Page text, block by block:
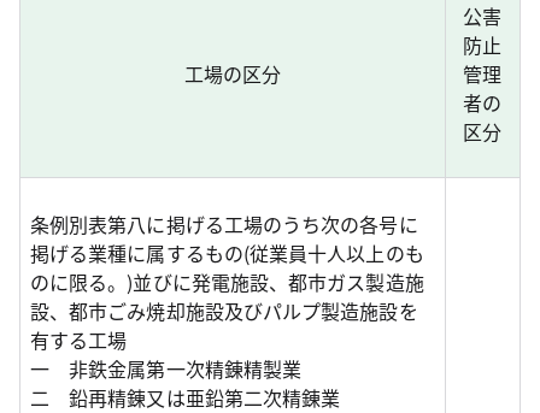
工場の区分
公害
防止
管理
者の
区分
条例別表第八に掲げる工場のうち次の各号に
掲げる業種に属するもの(従業員十人以上のも
のに限る。)並びに発電施設、都市ガス製造施
設、都市ごみ焼却施設及びパルプ製造施設を
有する工場
一 非鉄金属第一次精錬精製業
二 鉛再精錬又は亜鉛第二次精錬業